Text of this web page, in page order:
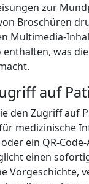
zur
Broschüren
Multimedia-
enthalten, was
auf
den Zugriff auf
medizinische
ein QR-
einen
Vorgeschichte,